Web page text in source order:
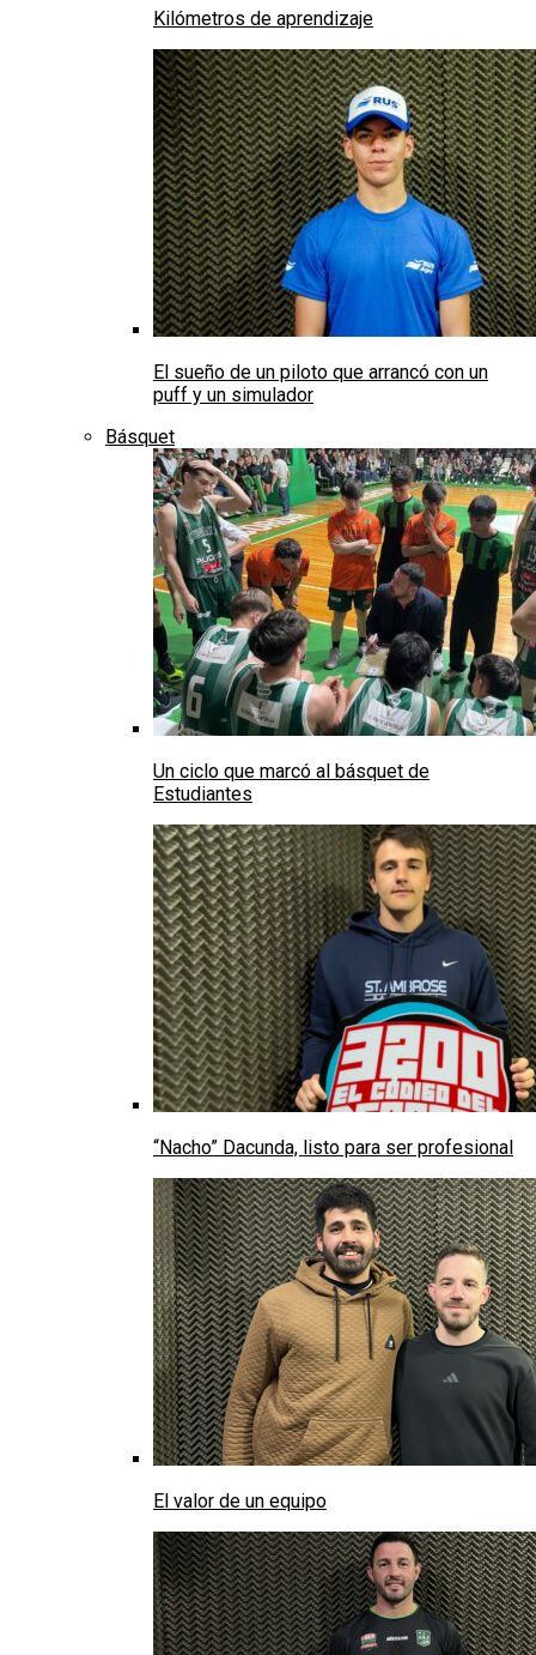
Kilómetros de aprendizaje
El sueño de un piloto que arrancó con un
puff y un simulador
Básquet
Un ciclo que marcó al básquet de
Estudiantes
“Nacho” Dacunda, listo para ser profesional
El valor de un equipo